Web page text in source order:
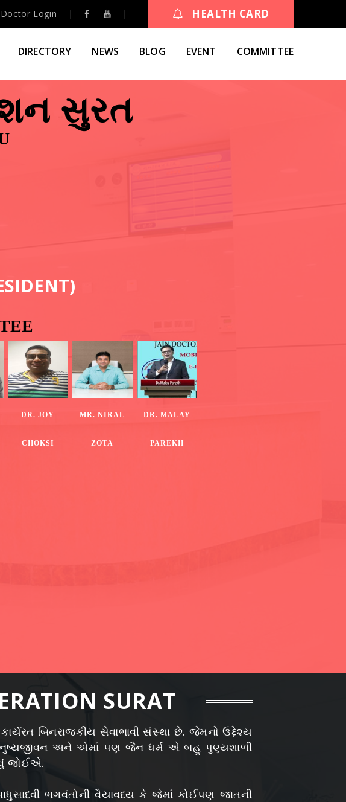
Doctor Login HEALTH CARD
DIRECTORY NEWS BLOG EVENT COMMITTEE
સુરત
SIDENT)
DR. JOY
CHOKSI
MR. NIRAL
ZOTA
DR. MALAY
PAREKH
SURAT
બિનરાજકીય સેવાભાવી સંસ્થા છે. જેમનો ઉદ્દેશ્ય
અને એમાં પણ જૈન ધર્મ એ બહુ પુણ્યશાળી
જોઈએ.
ભગવંતોની વૈયાવધ્ય કે જેમાં કોઈપણ જાતની